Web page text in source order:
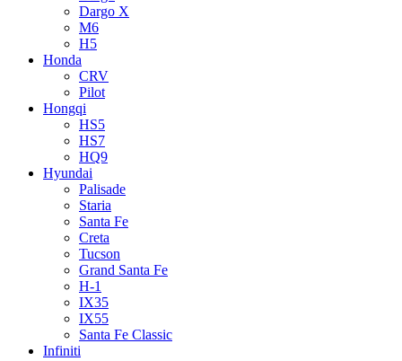
Dargo X
M6
H5
Honda
CRV
Pilot
Hongqi
HS5
HS7
HQ9
Hyundai
Palisade
Staria
Santa Fe
Creta
Tucson
Grand Santa Fe
H-1
IX35
IX55
Santa Fe Classic
Infiniti